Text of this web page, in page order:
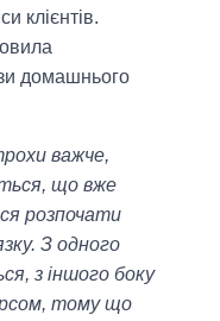
клієнтів.
домашнього
важче,
що вже
розпочати
З одного
з іншого боку
тому що